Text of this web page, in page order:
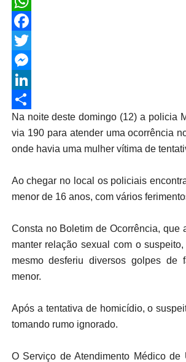
WhatsApp
Facebook
Twitter
Messenger
LinkedIn
Share
Na noite deste domingo (12) a policia
via 190 para atender uma ocorrência
onde havia uma mulher vítima de
Ao chegar no local os policiais
menor de 16 anos, com vários
Consta no Boletim de Ocorrência, que
manter relação sexual com o
mesmo desferiu diversos golpes de
menor.
Após a tentativa de homicídio, o
tomando rumo ignorado.
O Serviço de Atendimento Médico de